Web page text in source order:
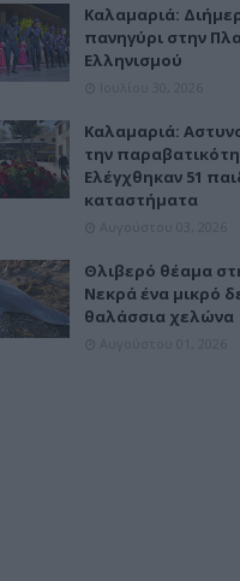
Καλαμαριά:
πανηγύρι στην
Ελληνισμού
Καλαμαριά:
την
Ελέγχθηκαν 51
καταστήματα
Θλιβερό θέαμα
Νεκρά ένα μικρό
θαλάσσια χελώνα